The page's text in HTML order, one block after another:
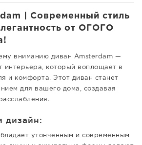
| Современный стиль
от ОГОГО
вниманию диван Amsterdam —
интерьера, который воплощает в
и комфорта. Этот диван станет
для вашего дома, создавая
дизайн:
утонченным и современным